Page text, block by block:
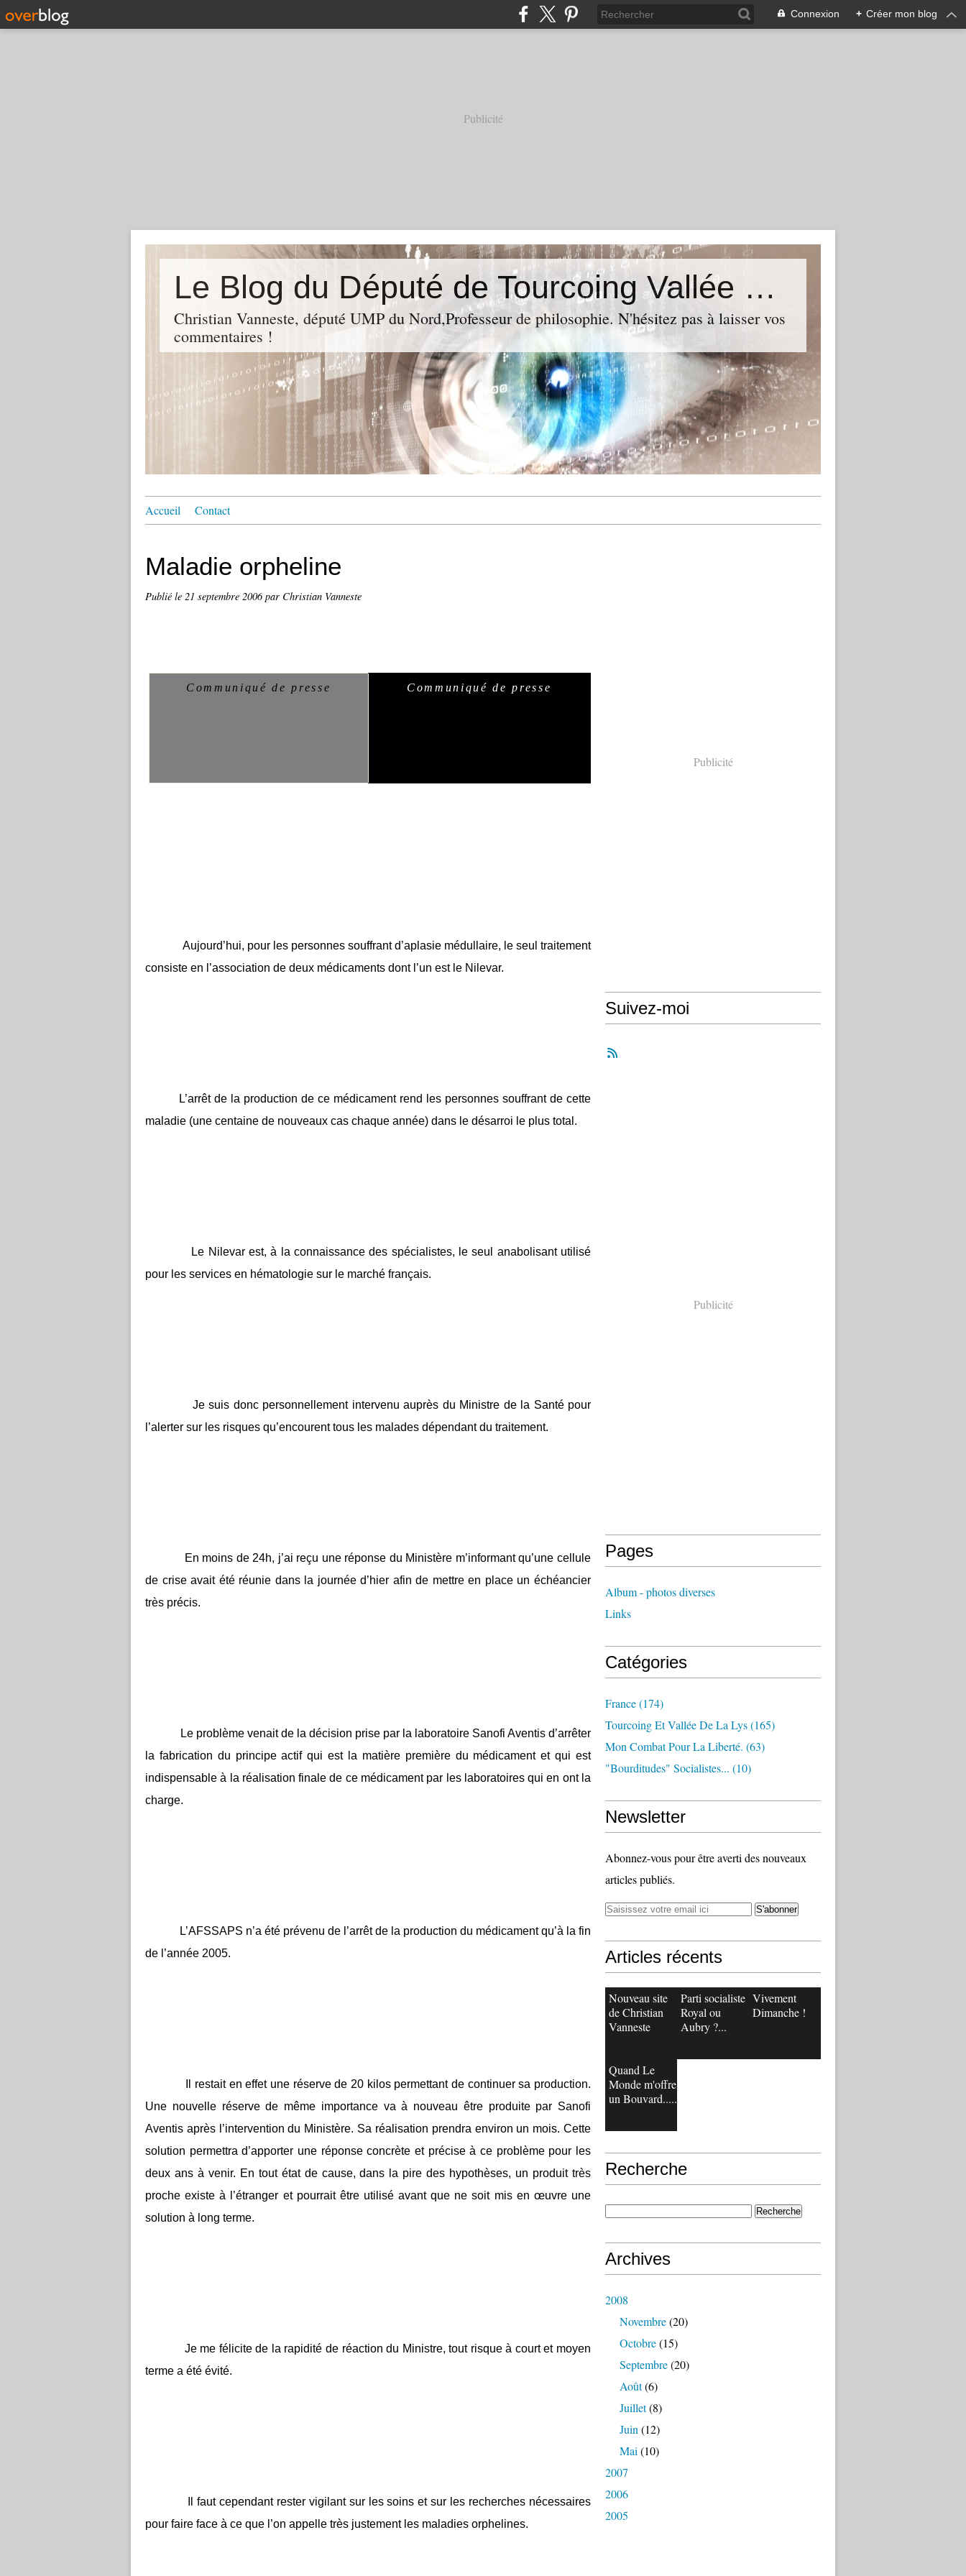
Connexion + Créer mon blog
Publicité
Le Blog du Député de Tourcoing Vallée de La Lys
Christian Vanneste, député UMP du Nord,Professeur de philosophie. N'hésitez pas à laisser vos
commentaires !
Accueil Contact
Maladie orpheline
Publié le 21 septembre 2006par Christian Vanneste
Communiqué de presse Communiqué de presse
Aujourd’hui, pour les personnes souffrant d’aplasie médullaire, le seul traitement
consiste en l’association de deux médicaments dont l’un est le Nilevar.
L’arrêt de la production de ce médicament rend les personnes souffrant de cette
maladie (une centaine de nouveaux cas chaque année) dans le désarroi le plus total.
Le Nilevar est, à la connaissance des spécialistes, le seul anabolisant utilisé
pour les services en hématologie sur le marché français.
Je suis donc personnellement intervenu auprès du Ministre de la Santé pour
l’alerter sur les risques qu’encourent tous les malades dépendant du traitement.
En moins de 24h, j’ai reçu une réponse du Ministère m’informant qu’une cellule
de crise avait été réunie dans la journée d’hier afin de mettre en place un échéancier
très précis.
Le problème venait de la décision prise par la laboratoire Sanofi Aventis d’arrêter
la fabrication du principe actif qui est la matière première du médicament et qui est
indispensable à la réalisation finale de ce médicament par les laboratoires qui en ont la
charge.
L’AFSSAPS n’a été prévenu de l’arrêt de la production du médicament qu’à la fin
de l’année 2005.
Il restait en effet une réserve de 20 kilos permettant de continuer sa production.
Une nouvelle réserve de même importance va à nouveau être produite par Sanofi
Aventis après l’intervention du Ministère. Sa réalisation prendra environ un mois. Cette
solution permettra d’apporter une réponse concrète et précise à ce problème pour les
deux ans à venir. En tout état de cause, dans la pire des hypothèses, un produit très
proche existe à l’étranger et pourrait être utilisé avant que ne soit mis en œuvre une
solution à long terme.
Je me félicite de la rapidité de réaction du Ministre, tout risque à court et moyen
terme a été évité.
Il faut cependant rester vigilant sur les soins et sur les recherches nécessaires
pour faire face à ce que l’on appelle très justement les maladies orphelines.
Publicité
Suivez-moi
Publicité
Pages
Album - photos diverses
Links
Catégories
France(174)
Tourcoing Et Vallée De La Lys(165)
Mon Combat Pour La Liberté. (63)
"bourditudes" Socialistes... (10)
Newsletter
Abonnez-vous pour être averti des nouveaux
articles publiés.
Articles récents
Nouveau site
de Christian
Vanneste
Parti socialiste :
Royal ou
Aubry ?...
Vivement
Dimanche !
Quand Le
Monde m'offre
un Bouvard.....
Recherche
Archives
2008
Novembre(20)
Octobre(15)
Septembre(20)
Août(6)
Juillet(8)
Juin (12)
Mai (10)
2007
2006
2005